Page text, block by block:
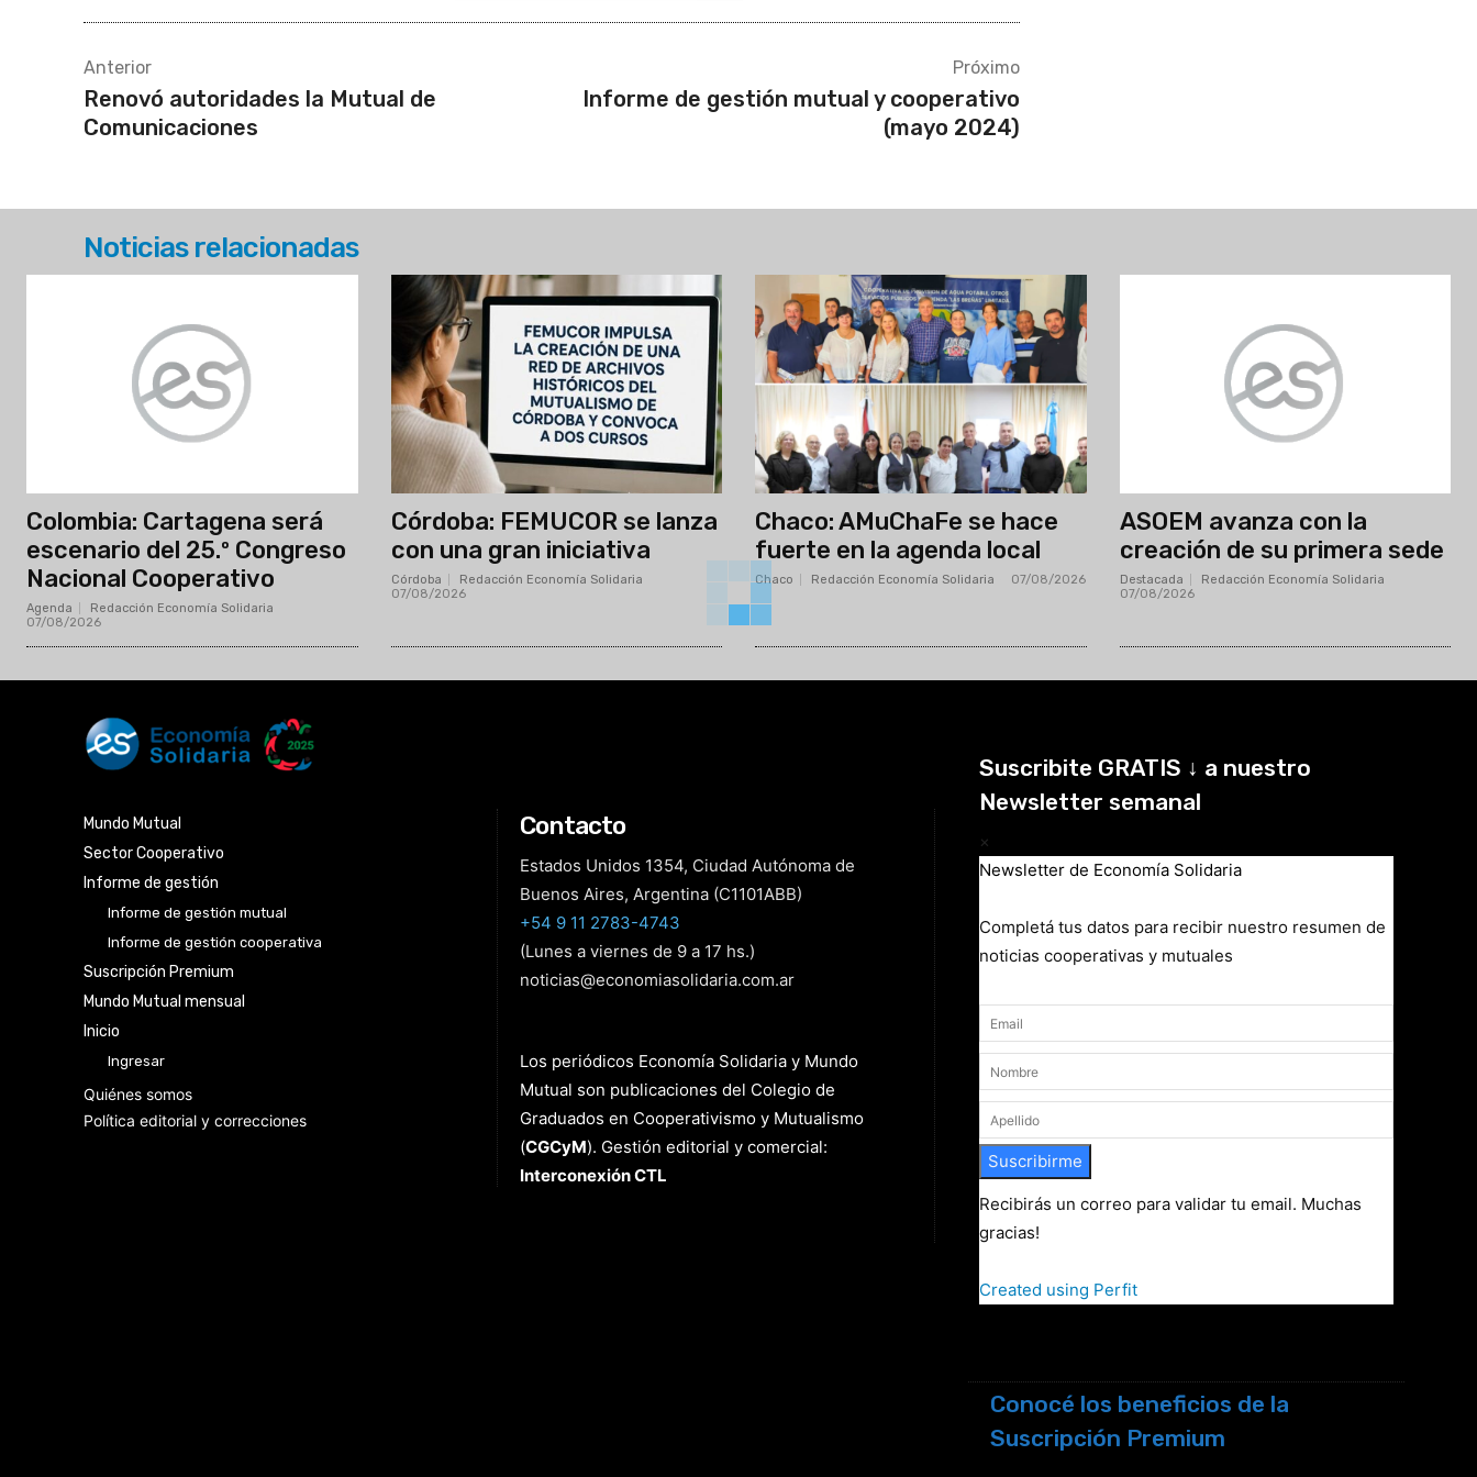
Comunicaciones
(mayo 2024)
Noticias relacionadas
Colombia: Cartagena será
escenario del 25.º Congreso
07/08/2026
Córdoba: FEMUCOR se lanza
con una gran iniciativa
Redacción Economía Solidaria -
07/08/2026
Chaco: AMuChaFe se hace
fuerte en la agenda local
Chaco Redacción Economía Solidaria - 07/08/2026
ASOEM avanza con la
creación de su primera sede
Mundo Mutual
Sector Cooperativo
Informe de gestión
Informe de gestión cooperativa
Suscripción Premium
Mundo Mutual mensual
Inicio
Ingresar
Quiénes somos
Política editorial y correcciones
+54 9 11 2783-4743
noticias@economiasolidaria.com.ar
Los periódicos Economía Solidaria y Mundo
Mutual son publicaciones del Colegio de
Interconexión CTL
Newsletter de Economía Solidaria
noticias cooperativas y mutuales
Suscribirme
Recibirás un correo para validar tu email. Muchas
gracias!
Created using Perfit
Conocé los beneficios de la
Seguinos